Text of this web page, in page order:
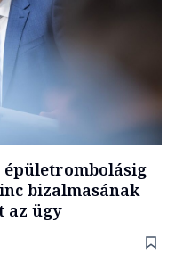
bizalmasának
az ügy